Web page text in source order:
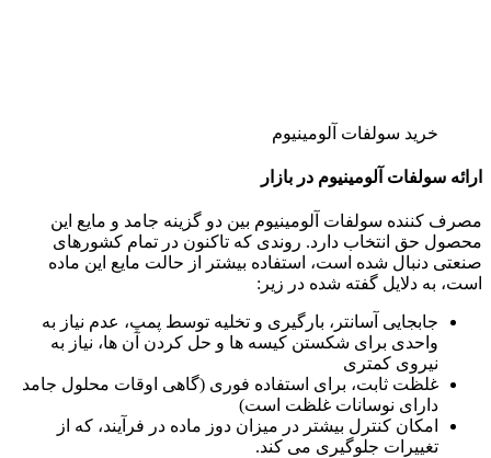
خرید سولفات آلومینیوم
ارائه سولفات آلومینیوم در بازار
مصرف کننده سولفات آلومینیوم بین دو گزینه جامد و مایع این
محصول حق انتخاب دارد. روندی که تاکنون در تمام کشورهای
صنعتی دنبال شده است، استفاده بیشتر از حالت مایع این ماده
است، به دلایل گفته شده در زیر:
جابجایی آسانتر، بارگیری و تخلیه توسط پمپ، عدم نیاز به
واحدی برای شکستن کیسه ها و حل کردن آن ها، نیاز به
نیروی کمتری
غلظت ثابت، برای استفاده فوری (گاهی اوقات محلول جامد
دارای نوسانات غلظت است)
امکان کنترل بیشتر در میزان دوز ماده در فرآیند، که از
تغییرات جلوگیری می کند.